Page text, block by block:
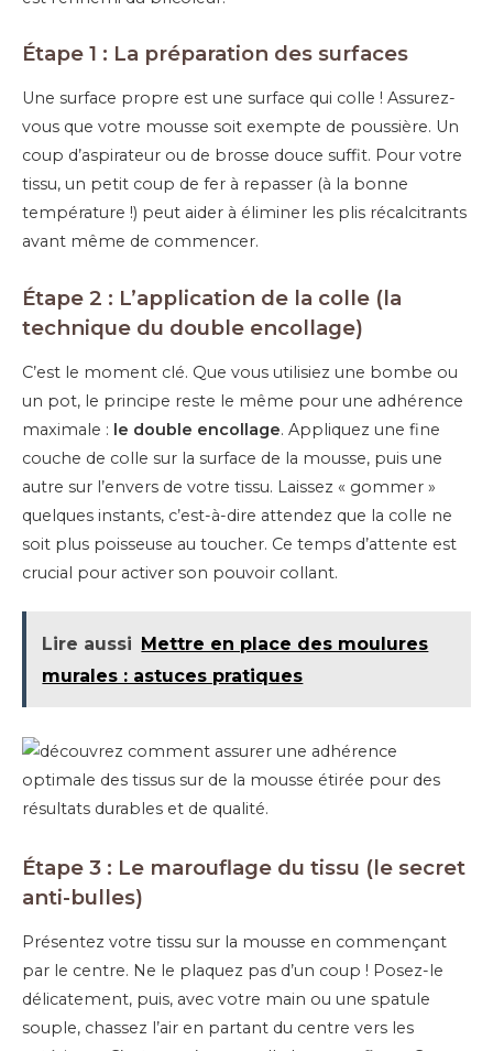
Étape 1 : La préparation des surfaces
Une surface propre est une surface qui colle ! Assurez-
vous que votre mousse soit exempte de poussière. Un
coup d’aspirateur ou de brosse douce suffit. Pour votre
tissu, un petit coup de fer à repasser (à la bonne
température !) peut aider à éliminer les plis récalcitrants
avant même de commencer.
Étape 2 : L’application de la colle (la
technique du double encollage)
C’est le moment clé. Que vous utilisiez une bombe ou
un pot, le principe reste le même pour une adhérence
maximale : le double encollage. Appliquez une fine
couche de colle sur la surface de la mousse, puis une
autre sur l’envers de votre tissu. Laissez « gommer »
quelques instants, c’est-à-dire attendez que la colle ne
soit plus poisseuse au toucher. Ce temps d’attente est
crucial pour activer son pouvoir collant.
Lire aussi Mettre en place des moulures
murales : astuces pratiques
Étape 3 : Le marouflage du tissu (le secret
anti-bulles)
Présentez votre tissu sur la mousse en commençant
par le centre. Ne le plaquez pas d’un coup ! Posez-le
délicatement, puis, avec votre main ou une spatule
souple, chassez l’air en partant du centre vers les